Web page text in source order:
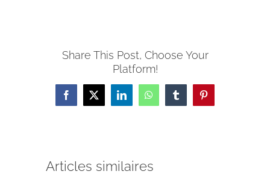
Share This Post, Choose Your
Platform!
Facebook
X LinkedInWhatsAppTumblrPinterest
Articles similaires